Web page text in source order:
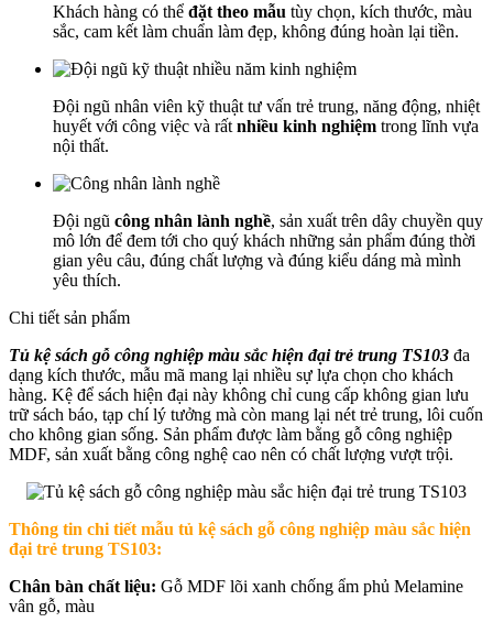
Khách hàng có thể đặt theo mẫu tùy chọn, kích thước, màu
sắc, cam kết làm chuẩn làm đẹp, không đúng hoàn lại tiền.
Đội ngũ nhân viên kỹ thuật tư vấn trẻ trung, năng động, nhiệt
huyết với công việc và rất nhiều kinh nghiệm trong lĩnh vựa
nội thất.
Đội ngũ công nhân lành nghề, sản xuất trên dây chuyền quy
mô lớn để đem tới cho quý khách những sản phẩm đúng thời
gian yêu câu, đúng chất lượng và đúng kiểu dáng mà mình
yêu thích.
Chi tiết sản phẩm
Tủ kệ sách gỗ công nghiệp màu sắc hiện đại trẻ trung TS103 đa
dạng kích thước, mẫu mã mang lại nhiều sự lựa chọn cho khách
hàng. Kệ để sách hiện đại này không chỉ cung cấp không gian lưu
trữ sách báo, tạp chí lý tưởng mà còn mang lại nét trẻ trung, lôi cuốn
cho không gian sống. Sản phẩm được làm bằng gỗ công nghiệp
MDF, sản xuất bằng công nghệ cao nên có chất lượng vượt trội.
Thông tin chi tiết mẫu tủ kệ sách gỗ công nghiệp màu sắc hiện
đại trẻ trung TS103:
Chân bàn chất liệu: Gỗ MDF lõi xanh chống ẩm phủ Melamine
vân gỗ, màu